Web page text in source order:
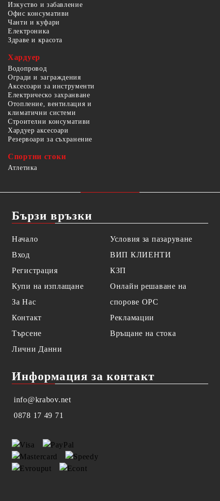
Изкуство и забавление
Офис консумативи
Чанти и куфари
Електроника
Здраве и красота
Хардуер
Водопровод
Огради и заграждения
Аксесоари за инструменти
Електрическо захранване
Отопление, вентилация и
климатични системи
Строителни консумативи
Хардуер аксесоари
Резервоари за съхранение
Спортни стоки
Атлетика
Бързи връзки
Начало
Вход
Регистрация
Купи на изплащане
За Нас
Контакт
Търсене
Лични Данни
Условия за пазаруване
ВИП КЛИЕНТИ
КЗП
Онлайн решаване на
спорове OPC
Рекламации
Връщане на стока
Информация за контакт
info@krabov.net
0878 17 49 71